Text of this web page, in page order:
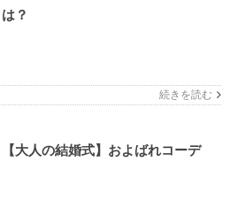
は？
続きを読む
【大人の結婚式】およばれコーデ